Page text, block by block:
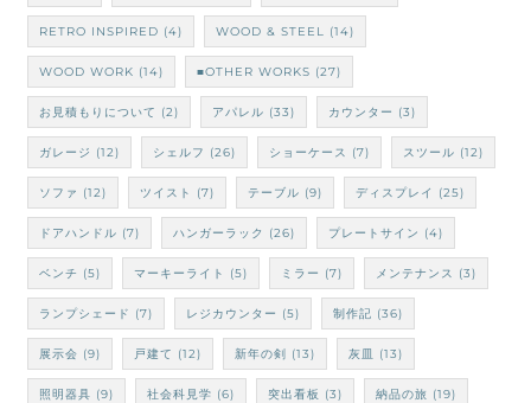
RETRO INSPIRED (4) WOOD & STEEL (14)
WOOD WORK (14) ■OTHER WORKS (27)
お見積もりについて (2) アパレル (33) カウンター (3)
ガレージ (12) シェルフ (26) ショーケース (7) スツール (12)
ソファ (12) ツイスト (7) テーブル (9) ディスプレイ (25)
ドアハンドル (7) ハンガーラック (26) プレートサイン (4)
ベンチ (5) マーキーライト (5) ミラー (7) メンテナンス (3)
ランプシェード (7) レジカウンター (5) 制作記 (36)
展示会 (9) 戸建て (12) 新年の剣 (13) 灰皿 (13)
照明器具 (9) 社会科見学 (6) 突出看板 (3) 納品の旅 (19)